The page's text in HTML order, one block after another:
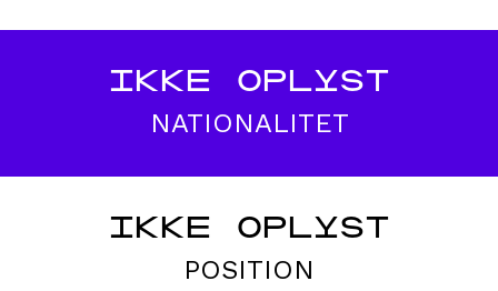
IKKE OPLYST
NATIONALITET
IKKE OPLYST
POSITION